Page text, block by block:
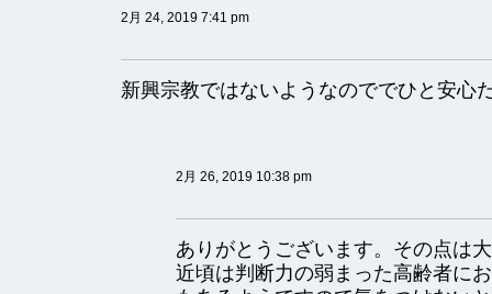
2月 24, 2019 7:41 pm
新興宗教ではないようなのででひと安心
2月 26, 2019 10:38 pm
ありがとうございます。その点は
近頃は判断力の弱まった高齢者に